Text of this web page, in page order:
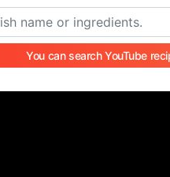
You can search YouTube